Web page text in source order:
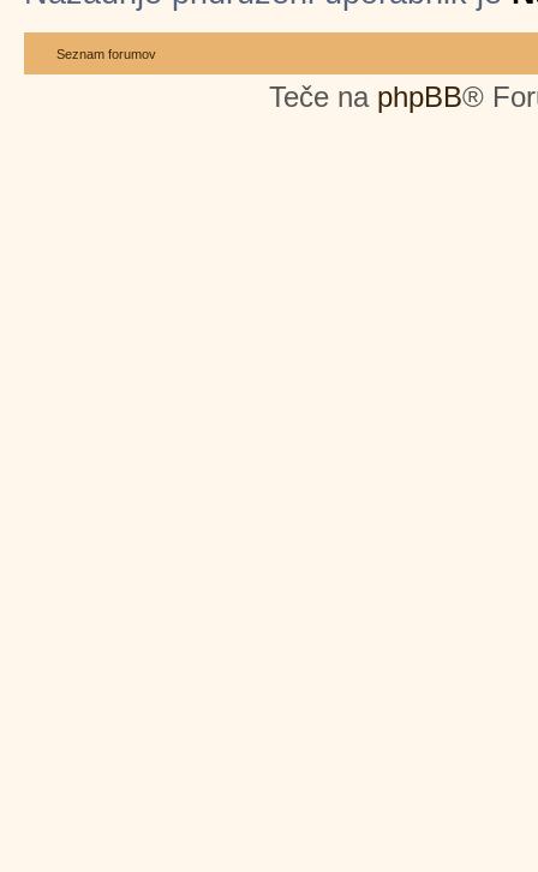
Seznam forumov
Teče na phpBB®